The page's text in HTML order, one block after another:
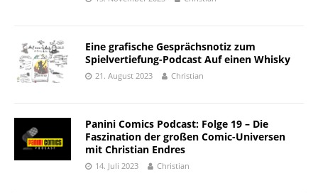
Eine grafische Gesprächsnotiz zum
Spielvertiefung-Podcast Auf einen Whisky
21. August 2023 Christian
Panini Comics Podcast: Folge 19 – Die
Faszination der großen Comic-Universen
mit Christian Endres
14. Juli 2023 Christian